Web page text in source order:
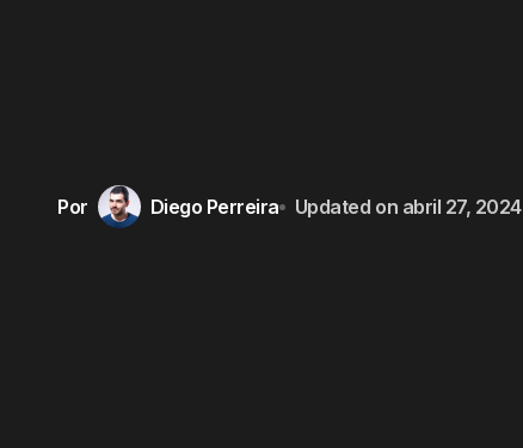
Por Diego Perreira Updated on abril 27, 2024